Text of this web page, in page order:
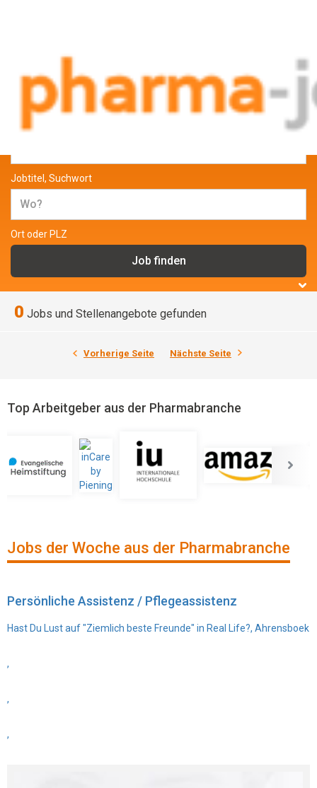
Jobs und Stellenangebote aus der
Pharmabranche
Jobtitel, Suchwort
Ort oder PLZ
0 Jobs und Stellenangebote gefunden
Vorherige Seite Nächste Seite
Top Arbeitgeber aus der Pharmabranche
Jobs der Woche aus der Pharmabranche
Persönliche Assistenz / Pflegeassistenz
Hast Du Lust auf "Ziemlich beste Freunde" in Real Life?, Ahrensboek
,
,
,